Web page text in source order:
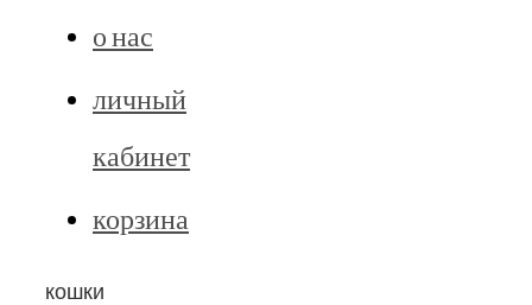
о нас
личный
кабинет
корзина
кошки